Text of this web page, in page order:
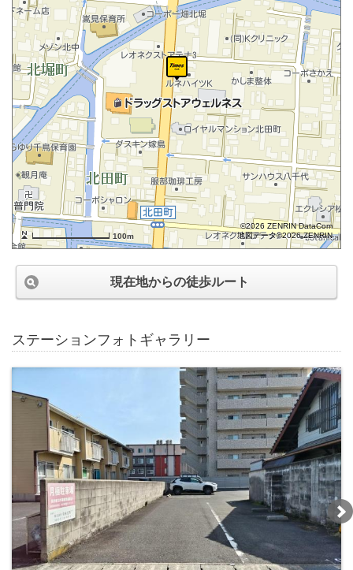
100m
©2026 ZENRIN DataCom
地図データ©2026 ZENRIN
現在地からの徒歩ルート
ステーションフォトギャラリー